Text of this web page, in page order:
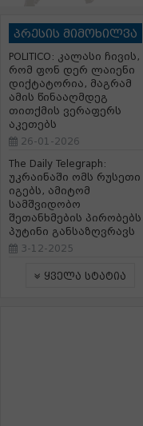
პრესის მიმოხილვა
POLITICO: კალასი ჩივის,
რომ ფონ დერ ლაიენი
დიქტატორია, მაგრამ
ამის წინააღმდეგ
თითქმის ვერაფერს
აკეთებს
26-01-2026
The Daily Telegraph:
უკრაინაში ომს რუსეთი
იგებს, ამიტომ
სამშვიდობო
შეთანხმების პირობებს
პუტინი განსაზღვრავს
3-12-2025
ყველა სტატია